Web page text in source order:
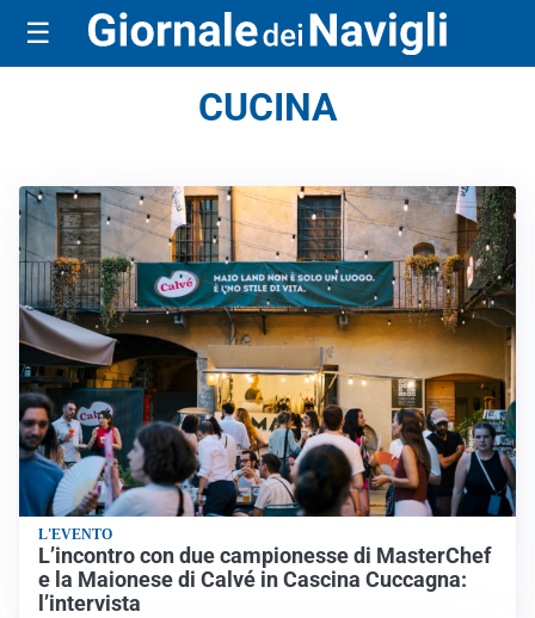
☰
CUCINA
L'EVENTO
L’incontro con due campionesse di MasterChef
e la Maionese di Calvé in Cascina Cuccagna:
l’intervista